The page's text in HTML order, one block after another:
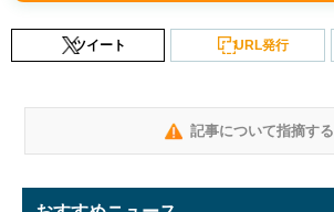
ツイート URL発行
記事について指摘する